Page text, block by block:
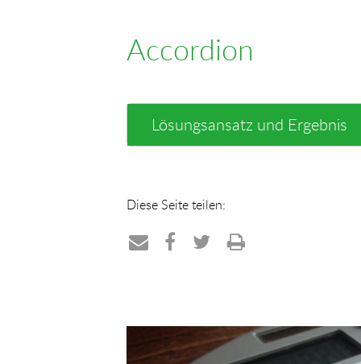
Accordion
Lösungsansatz und Ergebnis
Diese Seite teilen:
E-
Mail
Facebook
Twitter